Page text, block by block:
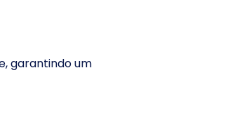
garantindo um